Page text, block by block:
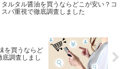
タルタル醤油を買うならどこが安い？コ
スパ重視で徹底調査しました
を買うならど
底調査しまし